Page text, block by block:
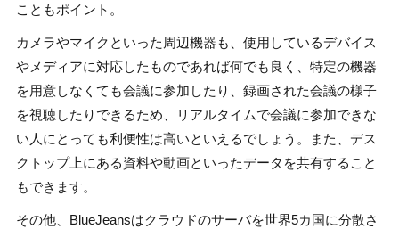
こともポイント。
カメラやマイクといった周辺機器も、使用しているデバイス
やメディアに対応したものであれば何でも良く、特定の機器
を用意しなくても会議に参加したり、録画された会議の様子
を視聴したりできるため、リアルタイムで会議に参加できな
い人にとっても利便性は高いといえるでしょう。また、デス
クトップ上にある資料や動画といったデータを共有すること
もできます。
その他、BlueJeansはクラウドのサーバを世界5カ国に分散さ